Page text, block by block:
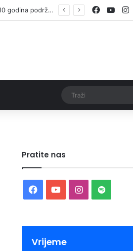
Otvorene prijave za Bingo Festival Fits: Odaberite outfit s omiljenim influencerom i zablistajte na Crvenom tepihu Sarajevo Film Festivala Facebook
Pratite nas
Facebook
YouTubeInstagram
Spotify
Vrijeme